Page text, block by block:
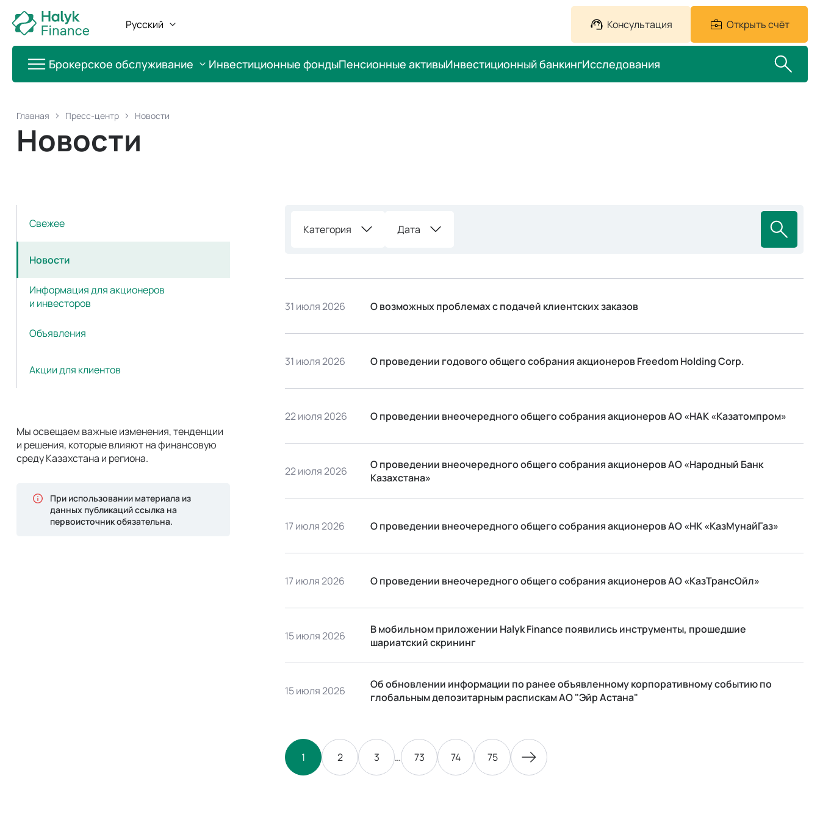
Русский Консультация Открыть счёт
Брокерское обслуживание Инвестиционные фондыПенсионные активыИнвестиционный банкингИсследования
Главная Пресс-центр Новости
Новости
Свежее
Новости
Информация для акционеров
и инвесторов
Объявления
Акции для клиентов
Мы освещаем важные изменения, тенденции
и решения, которые влияют на финансовую
среду Казахстана и региона.
При использовании материала из
данных публикаций ссылка на
первоисточник обязательна.
Категория Дата
31 июля 2026 О возможных проблемах с подачей клиентских заказов
31 июля 2026 О проведении годового общего собрания акционеров Freedom Holding Corp.
22 июля 2026 О проведении внеочередного общего собрания акционеров АО «НАК «Казатомпром»
22 июля 2026
О проведении внеочередного общего собрания акционеров АО «Народный Банк
Казахстана»
17 июля 2026 О проведении внеочередного общего собрания акционеров АО «НК «КазМунайГаз»
17 июля 2026 О проведении внеочередного общего собрания акционеров АО «КазТрансОйл»
15 июля 2026
В мобильном приложении Halyk Finance появились инструменты, прошедшие
шариатский скрининг
15 июля 2026
Об обновлении информации по ранее объявленному корпоративному событию по
глобальным депозитарным распискам АО "Эйр Астана"
1 2 3 … 73 74 75